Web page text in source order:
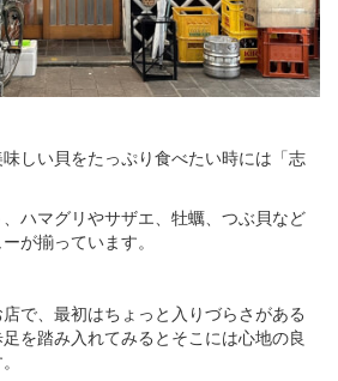
しい貝をたっぷり食べたい時には「志
ハマグリやサザエ、牡蠣、つぶ貝など
が揃っています。
で、最初はちょっと入りづらさがある
を踏み入れてみるとそこには心地の良